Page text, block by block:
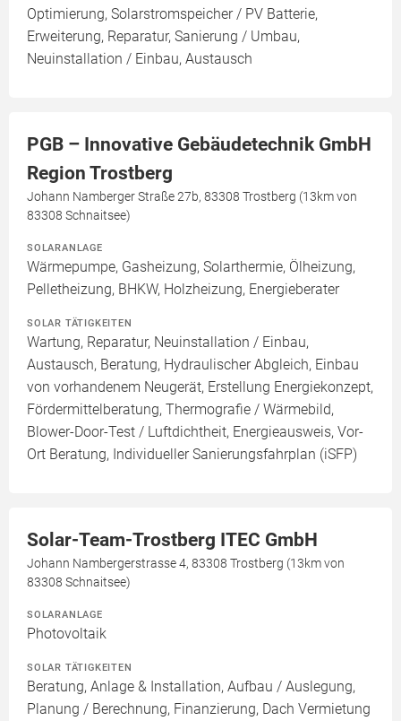
Optimierung, Solarstromspeicher / PV Batterie,
Erweiterung, Reparatur, Sanierung / Umbau,
Neuinstallation / Einbau, Austausch
PGB – Innovative Gebäudetechnik GmbH
Region Trostberg
Johann Namberger Straße 27b, 83308 Trostberg (13km von
83308 Schnaitsee)
SOLARANLAGE
Wärmepumpe, Gasheizung, Solarthermie, Ölheizung,
Pelletheizung, BHKW, Holzheizung, Energieberater
SOLAR TÄTIGKEITEN
Wartung, Reparatur, Neuinstallation / Einbau,
Austausch, Beratung, Hydraulischer Abgleich, Einbau
von vorhandenem Neugerät, Erstellung Energiekonzept,
Fördermittelberatung, Thermografie / Wärmebild,
Blower-Door-Test / Luftdichtheit, Energieausweis, Vor-
Ort Beratung, Individueller Sanierungsfahrplan (iSFP)
Solar-Team-Trostberg ITEC GmbH
Johann Nambergerstrasse 4, 83308 Trostberg (13km von
83308 Schnaitsee)
SOLARANLAGE
Photovoltaik
SOLAR TÄTIGKEITEN
Beratung, Anlage & Installation, Aufbau / Auslegung,
Planung / Berechnung, Finanzierung, Dach Vermietung